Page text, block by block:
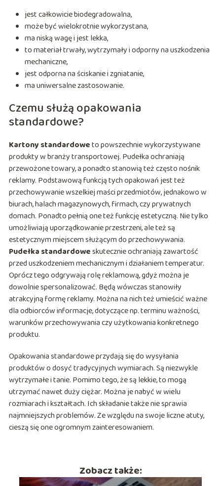
jest całkowicie biodegradowalna,
może być wielokrotnie wykorzystana,
ma niską wagę i jest lekka,
to materiał trwały, wytrzymały i odporny na uszkodzenia
mechaniczne,
jest odporna na ściskanie i zgniatanie,
ma uniwersalne zastosowanie.
Czemu służą opakowania
standardowe?
Kartony standardoweto powszechnie wykorzystywane
produkty w branży transportowej. Pudełka ochraniają
przewożone towary, a ponadto stanowią też często nośnik
reklamy. Podstawową funkcją tych opakowań jest też
przechowywanie wszelkiej maści przedmiotów, jednakowo w
biurach, halach magazynowych, firmach, czy prywatnych
domach. Ponadto pełnią one też funkcję estetyczną. Nie tylko
umożliwiają uporządkowanie przestrzeni, ale też są
estetycznym miejscem służącym do przechowywania.
Pudełka standardoweskutecznie ochraniają zawartość
przed uszkodzeniem mechanicznym i działaniem temperatur.
Oprócz tego odgrywają rolę reklamową, gdyż można je
dowolnie spersonalizować. Będą wówczas stanowiły
atrakcyjną formę reklamy. Można na nich też umieścić ważne
dla odbiorców informacje, dotyczące np. terminu ważności,
warunków przechowywania czy użytkowania konkretnego
produktu.
Opakowania standardowe przydają się do wysyłania
produktów o dosyć tradycyjnych wymiarach. Są niezwykle
wytrzymałe i tanie. Pomimo tego, że są lekkie, to mogą
utrzymać nawet duży ciężar. Można je nabyć w wielu
rozmiarach i kształtach. Ich składanie także nie sprawia
najmniejszych problemów. Ze względu na swoje liczne atuty,
cieszą się one ogromnym zainteresowaniem.
Zobacz także: